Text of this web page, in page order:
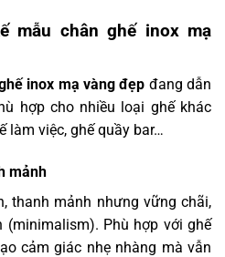
mẫu chân ghế inox mạ
inox mạ vàng đẹp đang dẫn
hợp cho nhiều loại ghế khác
làm việc, ghế quầy bar…
mảnh
thanh mảnh nhưng vững chãi,
(minimalism). Phù hợp với ghế
cảm giác nhẹ nhàng mà vẫn